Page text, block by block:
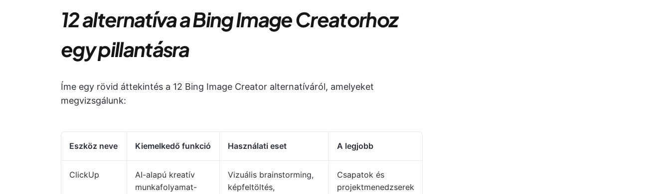
12 alternatíva a Bing Image Creatorhoz
egy pillantásra
Íme egy rövid áttekintés a 12 Bing Image Creator alternatíváról, amelyeket
megvizsgálunk:
Eszköz neve Kiemelkedő funkció Használati eset A legjobb
ClickUp
AI-alapú kreatív
munkafolyamat-
Vizuális brainstorming,
képfeltöltés,
Csapatok és
projektmenedzserek